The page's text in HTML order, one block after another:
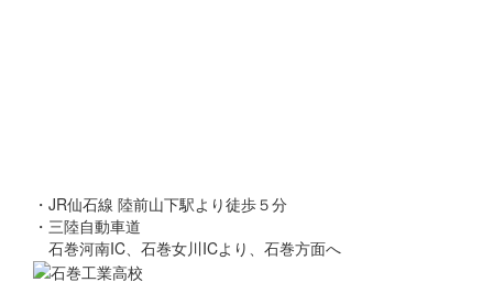
・JR仙石線 陸前山下駅より徒歩５分
・三陸自動車道
石巻河南IC、石巻女川ICより、石巻方面へ